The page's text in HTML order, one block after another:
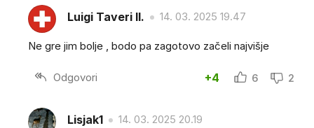
Luigi Taveri II. 14. 03. 2025 19.47
Ne gre jim bolje , bodo pa zagotovo začeli najvišje
Odgovori +4 6 2
Lisjak1 14. 03. 2025 20.19